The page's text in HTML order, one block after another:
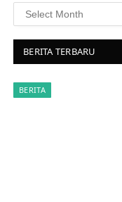
BERITA TERBARU
BERITA